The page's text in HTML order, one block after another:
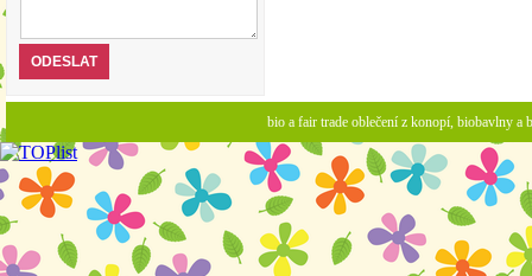
bio a fair trade oblečení z konopí, biobavlny a